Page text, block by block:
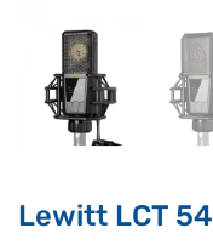
Lewitt LCT
Supporto clienti
Ciao, Come posso
Puoi chiedermi
Per ottenere dettagli
assicurati di